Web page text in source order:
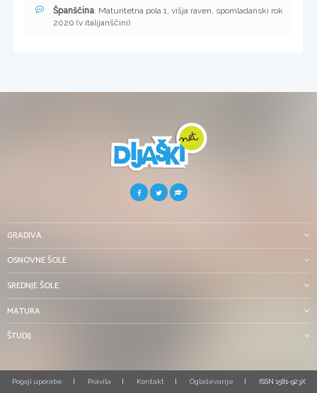
Španščina: Maturitetna pola 1, višja raven, spomladanski rok
2020 (v italijanščini)
GRADIVA
OSNOVNE ŠOLE
SREDNJE ŠOLE
MATURA
ŠTUDIJ
Pogoji uporabe Pravila Kontakt Oglaševanje ISSN 1581-923X